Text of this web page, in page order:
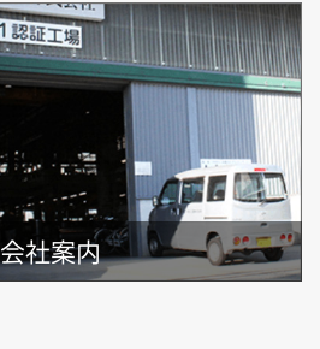
会社案内